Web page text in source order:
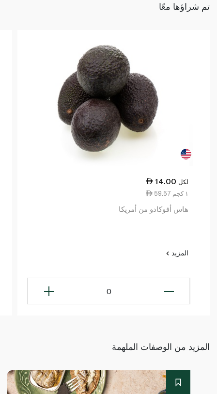
تم شراؤها معًا
14.00 لكل
59.57 ١ كجم
هاس أفوكادو من أمريكا
المزيد
0
المزيد من الوصفات الملهمة